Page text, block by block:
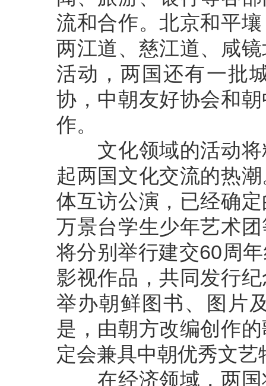
流和合作。北京和平
两江道、慈江道、咸
活动，两国还有一批
协，中朝友好协会和
作。
文化领域的活动将
起两国文化交流的热
体互访公演，已经确
万景台学生少年艺术
将分别举行建交60周
影视作品，共同发行
举办朝鲜图书、图片
是，由朝方改编创作
定会兼具中朝优秀文
在经济领域，两国